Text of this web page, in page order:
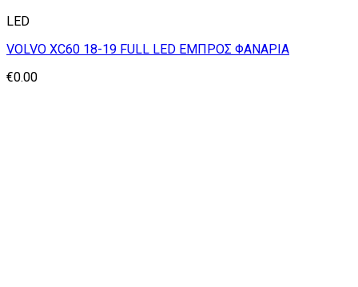
LED
VOLVO XC60 18-19 FULL LED ΕΜΠΡΟΣ ΦΑΝΑΡΙΑ
€0.00